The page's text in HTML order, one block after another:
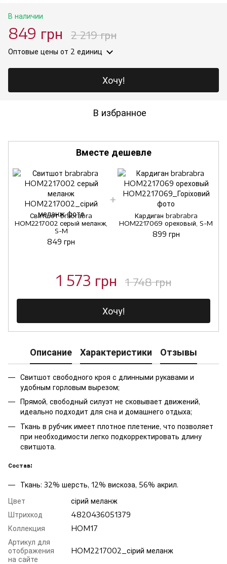
В наличии
849 грн 2 219 грн
Оптовые цены от 2 единиц
Хочу!
В избранное
Вместе дешевле
Свитшот brabrabra
HOM2217002 серый меланж,
S-M
849 грн
Кардиган brabrabra
HOM2217069 ореховый, S-M
899 грн
1 573 грн 1 748 грн
Хочу!
Описание Характеристики Отзывы
Свитшот свободного кроя с длинными рукавами и
удобным горловым вырезом;
Прямой, свободный силуэт не сковывает движений,
идеально подходит для сна и домашнего отдыха;
Ткань в рубчик имеет плотное плетение, что позволяет
при необходимости легко подкорректировать длину
свитшота.
Состав:
Ткань: 32% шерсть, 12% вискоза, 56% акрил.
Цвет
сірий меланж
Штрихкод
4820436051379
Коллекция
HOM17
Артикул для
отображения
на сайте
HOM2217002_сірий меланж